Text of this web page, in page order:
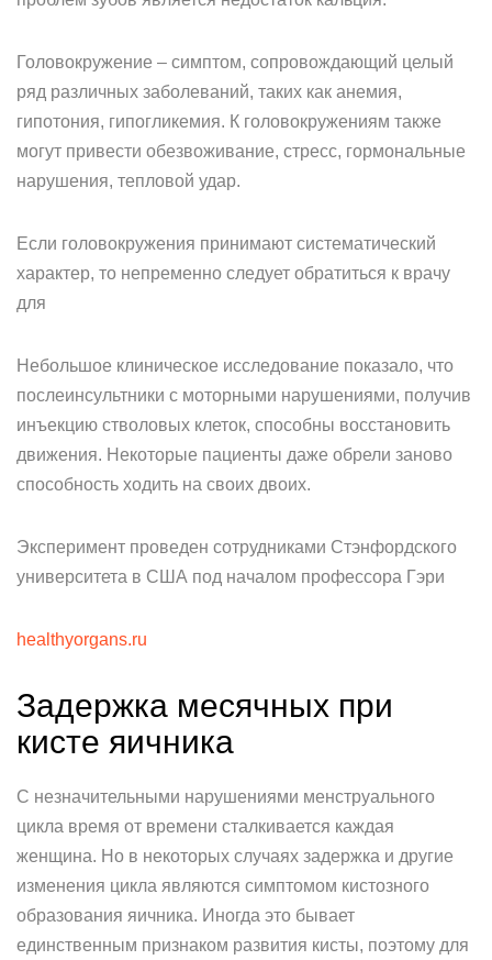
Головокружение – симптом, сопровождающий целый
ряд различных заболеваний, таких как анемия,
гипотония, гипогликемия. К головокружениям также
могут привести обезвоживание, стресс, гормональные
нарушения, тепловой удар.
Если головокружения принимают систематический
характер, то непременно следует обратиться к врачу
для
Небольшое клиническое исследование показало, что
послеинсультники с моторными нарушениями, получив
инъекцию стволовых клеток, способны восстановить
движения. Некоторые пациенты даже обрели заново
способность ходить на своих двоих.
Эксперимент проведен сотрудниками Стэнфордского
университета в США под началом профессора Гэри
healthyorgans.ru
Задержка месячных при
кисте яичника
С незначительными нарушениями менструального
цикла время от времени сталкивается каждая
женщина. Но в некоторых случаях задержка и другие
изменения цикла являются симптомом кистозного
образования яичника. Иногда это бывает
единственным признаком развития кисты, поэтому для